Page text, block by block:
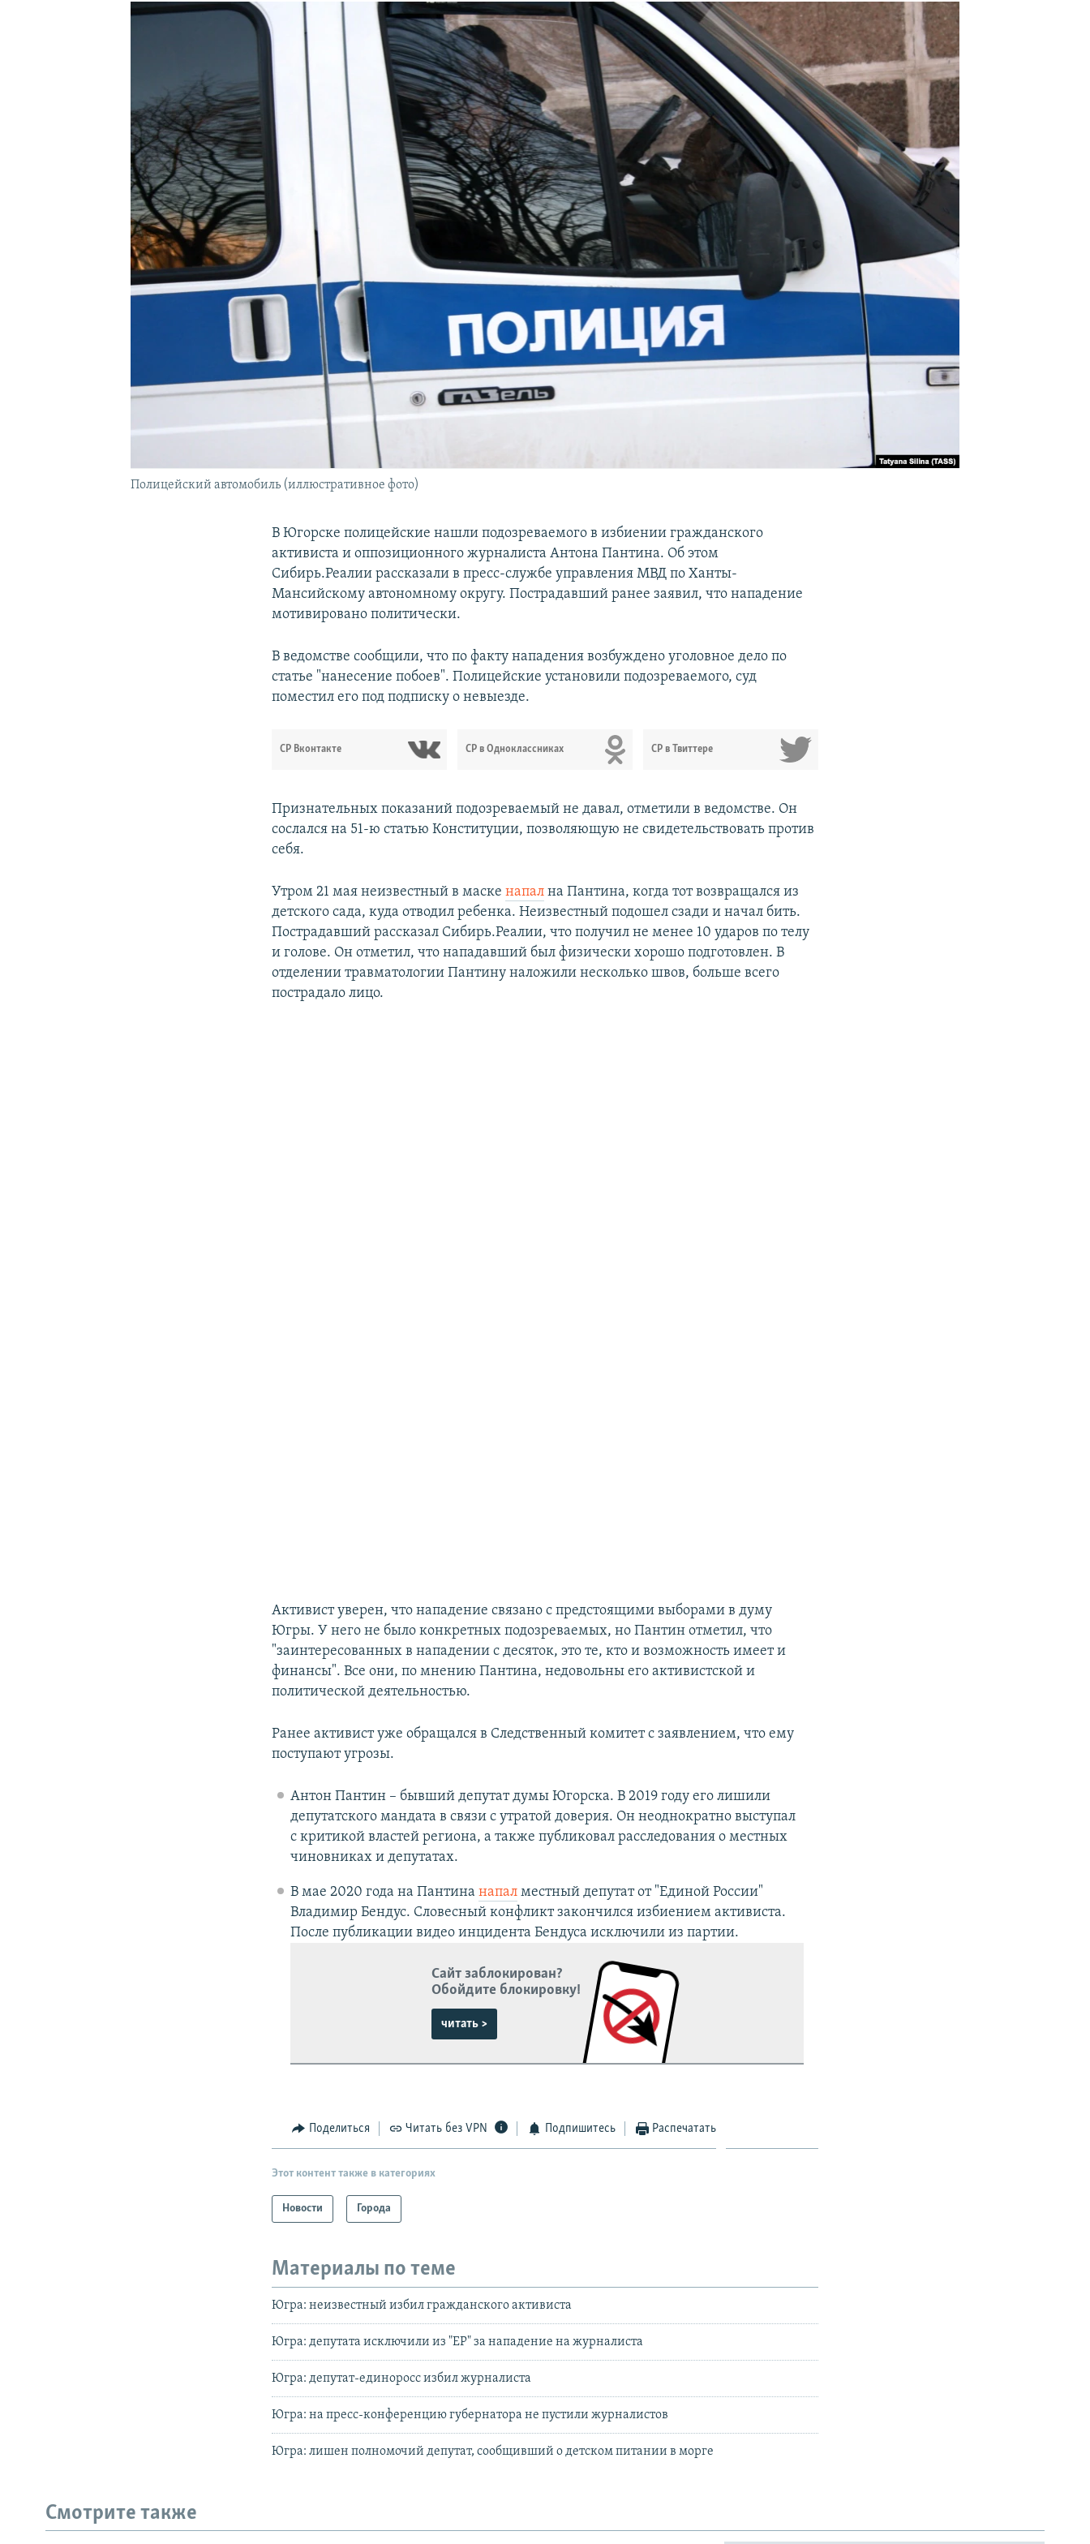
Полицейский автомобиль (иллюстративное фото)
В Югорске полицейские нашли подозреваемого в избиении гражданского
активиста и оппозиционного журналиста Антона Пантина. Об этом
Сибирь.Реалии рассказали в пресс-службе управления МВД по Ханты-
Мансийскому автономному округу. Пострадавший ранее заявил, что нападение
мотивировано политически.
В ведомстве сообщили, что по факту нападения возбуждено уголовное дело по
статье "нанесение побоев". Полицейские установили подозреваемого, суд
поместил его под подписку о невыезде.
СР Вконтакте СР в Одноклассниках СР в Твиттере
Признательных показаний подозреваемый не давал, отметили в ведомстве. Он
сослался на 51-ю статью Конституции, позволяющую не свидетельствовать против
себя.
Утром 21 мая неизвестный в маскенапал на Пантина, когда тот возвращался из
детского сада, куда отводил ребенка. Неизвестный подошел сзади и начал бить.
Пострадавший рассказал Сибирь.Реалии, что получил не менее 10 ударов по телу
и голове. Он отметил, что нападавший был физически хорошо подготовлен. В
отделении травматологии Пантину наложили несколько швов, больше всего
пострадало лицо.
Активист уверен, что нападение связано с предстоящими выборами в думу
Югры. У него не было конкретных подозреваемых, но Пантин отметил, что
"заинтересованных в нападении с десяток, это те, кто и возможность имеет и
финансы". Все они, по мнению Пантина, недовольны его активистской и
политической деятельностью.
Ранее активист уже обращался в Следственный комитет с заявлением, что ему
поступают угрозы.
Антон Пантин – бывший депутат думы Югорска. В 2019 году его лишили
депутатского мандата в связи с утратой доверия. Он неоднократно выступал
с критикой властей региона, а также публиковал расследования о местных
чиновниках и депутатах.
В мае 2020 года на Пантина напалместный депутат от "Единой России"
Владимир Бендус. Словесный конфликт закончился избиением активиста.
После публикации видео инцидента Бендуса исключили из партии.
Сайт заблокирован?
Обойдите блокировку!
читать >
Поделиться Читать без VPN Подпишитесь Распечатать
Этот контент также в категориях
Новости Города
Материалы по теме
Югра: неизвестный избил гражданского активиста
Югра: депутата исключили из "ЕР" за нападение на журналиста
Югра: депутат-единоросс избил журналиста
Югра: на пресс-конференцию губернатора не пустили журналистов
Югра: лишен полномочий депутат, сообщивший о детском питании в морге
Смотрите также